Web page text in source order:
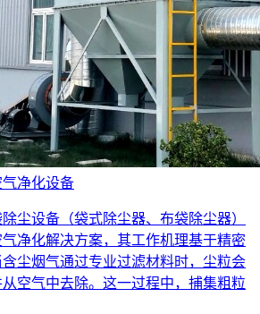
净化设备
尘设备（袋式除尘器、布袋除尘器）
净化解决方案，其工作机理基于精密
尘烟气通过专业过滤材料时，尘粒会
空气中去除。这一过程中，捕集粗粒